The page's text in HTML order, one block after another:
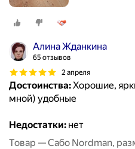
Алина Жданкина
65 отзывов
2 апреля
Достоинства:Хорошие,
мной) удобные
Недостатки: нет
Товар — Сабо Nordman,